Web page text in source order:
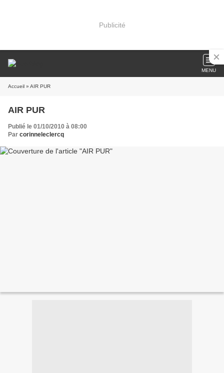
Publicité
MENU
Accueil » AIR PUR
AIR PUR
Publié le 01/10/2010 à 08:00
Par corinneleclercq